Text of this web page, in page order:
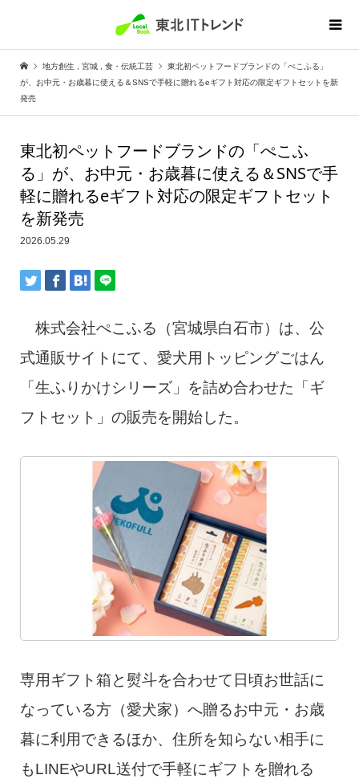
地方創生 宮城 食・伝統工芸
東北初ペットフードブランドの「ぺこふる」
が、お中元・お歳暮に使える＆SNSで手軽に贈れるeギフト対応の限定ギフトセットを新
発売
東北初ペットフードブランドの「ぺこふ
る」が、お中元・お歳暮に使える＆SNSで手
軽に贈れるeギフト対応の限定ギフトセット
を新発売
2026.05.29
株式会社ぺこふる（宮城県白石市）は、公
式通販サイトにて、愛犬用トッピングごはん
「生ふりかけシリーズ」を詰め合わせた「ギ
フトセット」の販売を開始した。
専用ギフト箱と熨斗を合わせて日頃お世話に
なっている方（愛犬家）へ贈るお中元・お歳
暮に利用できるほか、住所を知らない相手に
もLINEやURL送付で手軽にギフトを贈れる